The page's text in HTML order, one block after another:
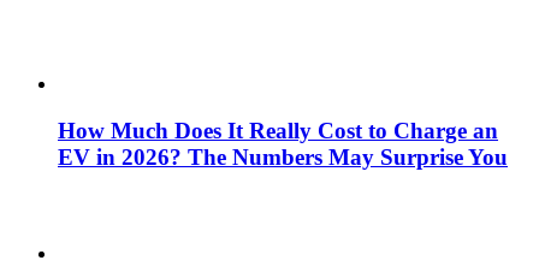
How Much Does It Really Cost to Charge an
EV in 2026? The Numbers May Surprise You